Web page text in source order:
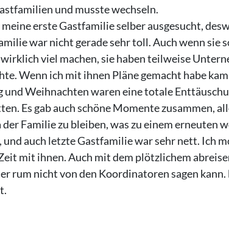
und musste wechseln.
erste Gastfamilie selber ausgesucht,
war nicht gerade sehr toll. Auch wenn sie
viel machen, sie haben teilweise
Wenn ich mit ihnen Pläne gemacht habe
und Weihnachten waren eine totale
Es gab auch schöne Momente zusammen,
Familie zu bleiben, was zu einem erneuten
auch letzte Gastfamilie war sehr nett. Ich
mit ihnen. Auch mit dem plötzlichem
rum nicht von den Koordinatoren sagen